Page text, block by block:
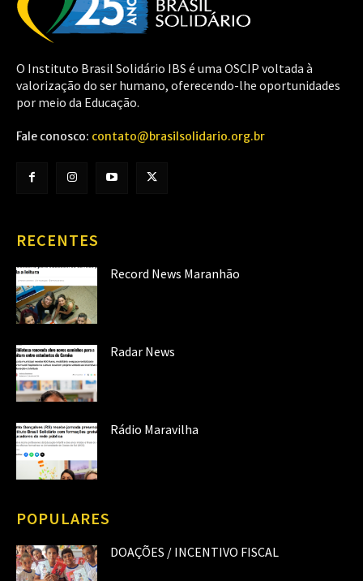
O Instituto Brasil Solidário IBS é uma OSCIP voltada à
valorização do ser humano, oferecendo-lhe oportunidades
por meio da Educação.
Fale conosco: contato@brasilsolidario.org.br
RECENTES
Record News Maranhão
Radar News
Rádio Maravilha
POPULARES
DOAÇÕES / INCENTIVO FISCAL